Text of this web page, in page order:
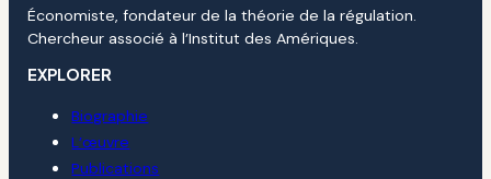
Économiste, fondateur de la théorie de la régulation.
Chercheur associé à l’Institut des Amériques.
EXPLORER
Biographie
L’œuvre
Publications